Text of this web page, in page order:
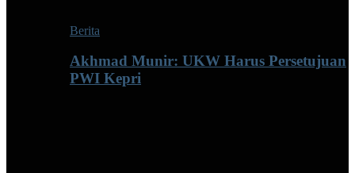
Berita
Akhmad Munir: UKW Harus Persetujuan
PWI Kepri